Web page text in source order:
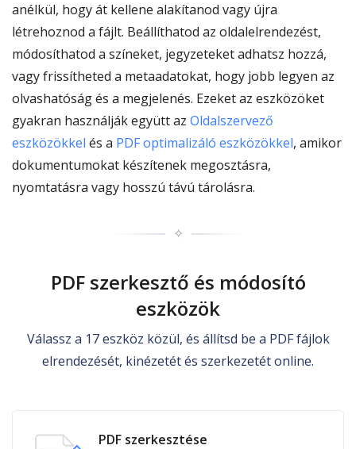
anélkül, hogy át kellene alakítanod vagy újra
létrehoznod a fájlt. Beállíthatod az oldalelrendezést,
módosíthatod a színeket, jegyzeteket adhatsz hozzá,
vagy frissítheted a metaadatokat, hogy jobb legyen az
olvashatóság és a megjelenés. Ezeket az eszközöket
gyakran használják együtt az Oldalszervező
eszközökkel és a PDF optimalizáló eszközökkel, amikor
dokumentumokat készítenek megosztásra,
nyomtatásra vagy hosszú távú tárolásra.
✧
PDF szerkesztő és módosító
eszközök
Válassz a 17 eszköz közül, és állítsd be a PDF fájlok
elrendezését, kinézetét és szerkezetét online.
PDF szerkesztése